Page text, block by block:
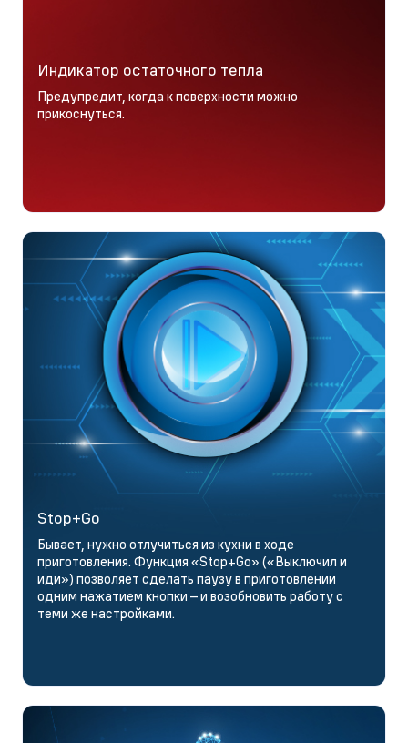
Индикатор остаточного тепла
Предупредит, когда к поверхности можно
прикоснуться.
Stop+Go
Бывает, нужно отлучиться из кухни в ходе
приготовления. Функция «Stop+Go» («Выключил и
иди») позволяет сделать паузу в приготовлении
одним нажатием кнопки – и возобновить работу с
теми же настройками.